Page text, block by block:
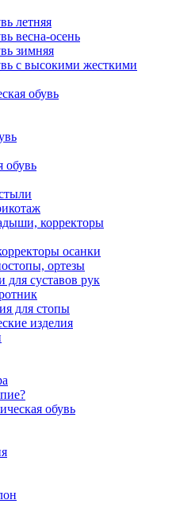
летняя
весна-осень
зимняя
с высокими жесткими
обувь
обувь
корректоры
осанки
ортезы
суставов рук
для стопы
изделия
обувь